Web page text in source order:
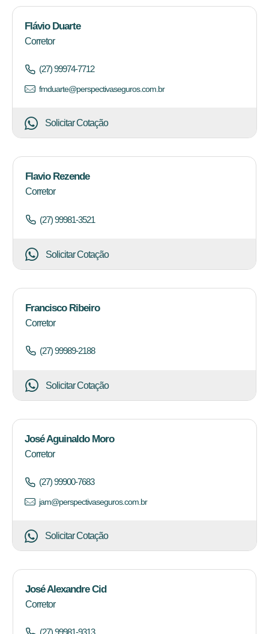
Flávio Duarte
Corretor
(27) 99974-7712
fmduarte@perspectivaseguros.com.br
Solicitar Cotação
Flavio Rezende
Corretor
(27) 99981-3521
Solicitar Cotação
Francisco Ribeiro
Corretor
(27) 99989-2188
Solicitar Cotação
José Aguinaldo Moro
Corretor
(27) 99900-7683
jam@perspectivaseguros.com.br
Solicitar Cotação
José Alexandre Cid
Corretor